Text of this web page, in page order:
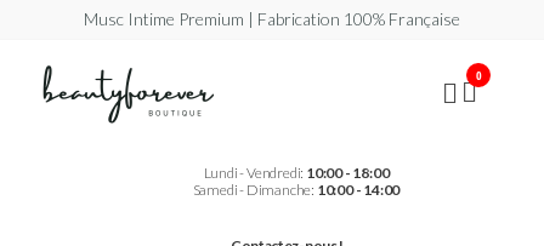
Musc Intime Premium | Fabrication 100% Française
Beautyforever
Lundi - Vendredi: 10:00 - 18:00
Samedi - Dimanche: 10:00 - 14:00
0